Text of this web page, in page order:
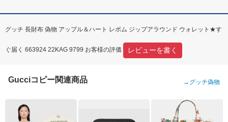
グッチ 長財布 偽物 アップル＆ハート レポム ジップアラウンド ウォレット★す
ぐ届く 663924 22KAG 9799 お客様の評価 レビューを書く
Gucciコピー関連商品 → グッチ偽物